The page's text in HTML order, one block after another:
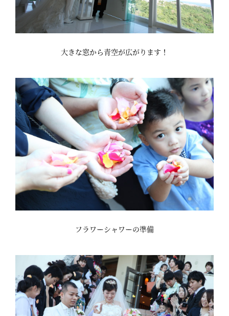
大きな窓から青空が広がります！
フラワーシャワーの準備